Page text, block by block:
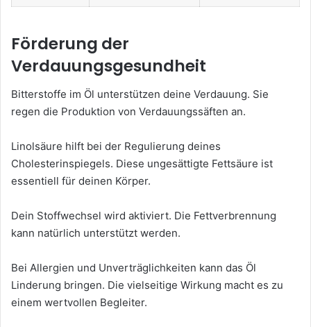
Förderung der
Verdauungsgesundheit
Bitterstoffe im Öl unterstützen deine Verdauung. Sie
regen die Produktion von Verdauungssäften an.
Linolsäure hilft bei der Regulierung deines
Cholesterinspiegels. Diese ungesättigte Fettsäure ist
essentiell für deinen Körper.
Dein Stoffwechsel wird aktiviert. Die Fettverbrennung
kann natürlich unterstützt werden.
Bei Allergien und Unverträglichkeiten kann das Öl
Linderung bringen. Die vielseitige Wirkung macht es zu
einem wertvollen Begleiter.